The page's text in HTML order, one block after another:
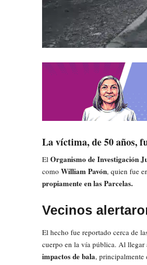
La víctima, de 50 años,
El Organismo de Investigación
como William Pavón, quien fue
propiamente en las Parcelas.
Vecinos
El hecho fue reportado cerca de
cuerpo en la vía pública. Al llegar
impactos de bala, principalmente